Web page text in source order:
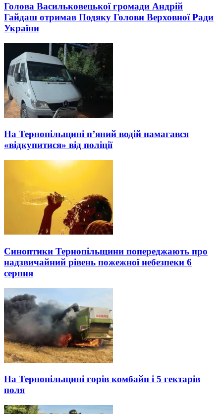
Голова Васильковецької громади Андрій
Гайдаш отримав Подяку Голови Верховної Ради
України
На Тернопільщині п’яний водій намагався
«відкупитися» від поліції
Синоптики Тернопільщини попереджають про
надзвичайний рівень пожежної небезпеки 6
серпня
На Тернопільщині горів комбайн і 5 гектарів
поля